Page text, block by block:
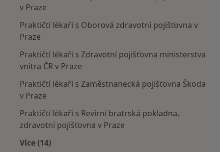
v Praze
Praktičtí lékaři s Oborová zdravotní pojišťovna v
Praze
Praktičtí lékaři s Zdravotní pojišťovna ministerstva
vnitra ČR v Praze
Praktičtí lékaři s Zaměstnanecká pojišťovna Škoda
v Praze
Praktičtí lékaři s Revírní bratrská pokladna,
zdravotní pojišťovna v Praze
Více (14)